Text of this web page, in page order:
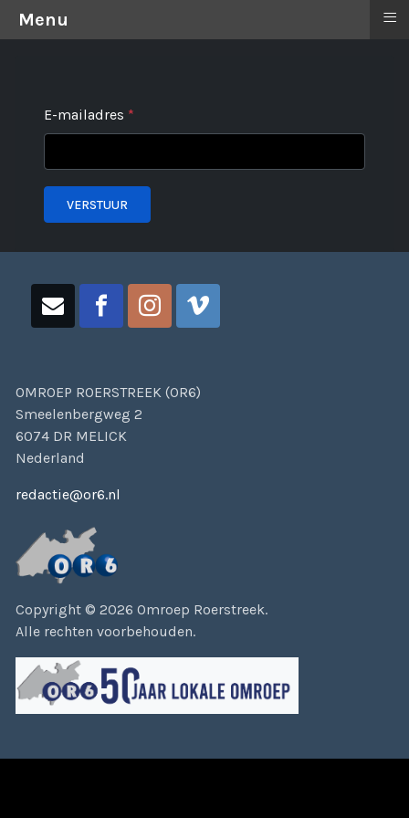
E-mailadres *
VERSTUUR
OMROEP ROERSTREEK (OR6)
Smeelenbergweg 2
6074 DR MELICK
Nederland
redactie@or6.nl
Copyright © 2026 Omroep Roerstreek.
Alle rechten voorbehouden.
Menu ≡